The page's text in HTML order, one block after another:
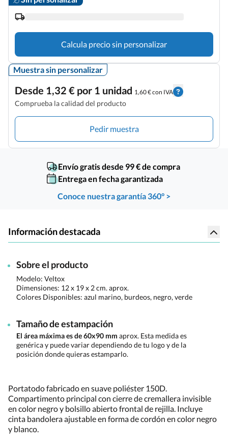
Calcula precio sin personalizar
Muestra sin personalizar
Desde 1,32 € por 1 unidad 1,60 € con IVA
Comprueba la calidad del producto
Pedir muestra
Envío gratis desde 99 € de compra
Entrega en fecha garantizada
Conoce nuestra garantía 360° >
Información destacada
Sobre el producto
Modelo: Veltox
Dimensiones: 12 x 19 x 2 cm. aprox.
Colores Disponibles: azul marino, burdeos, negro, verde
Tamaño de estampación
El área máxima es de 60x90 mm aprox. Esta medida es
genérica y puede variar dependiendo de tu logo y de la
posición donde quieras estamparlo.
Portatodo fabricado en suave poliéster 150D.
Compartimento principal con cierre de cremallera invisible
en color negro y bolsillo abierto frontal de rejilla. Incluye
cinta bandolera ajustable en forma de cordón en color negro
y blanco.